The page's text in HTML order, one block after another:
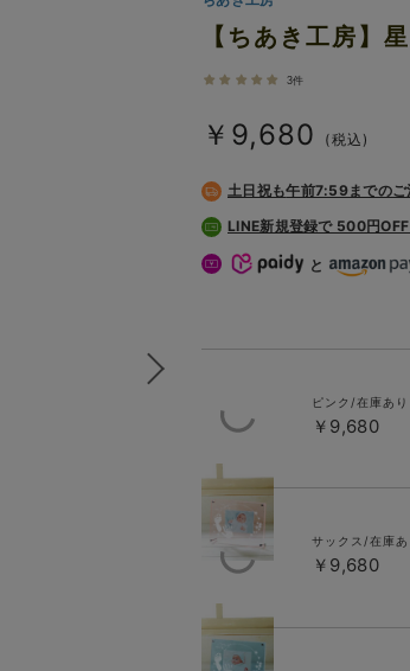
【ちあき工房】
3件
￥9,680 (税込)
土日祝も午前7:59までのご
LINE新規登録で 500円
と
ピンク/在庫あり
￥9,680
サックス/在庫あ
￥9,680